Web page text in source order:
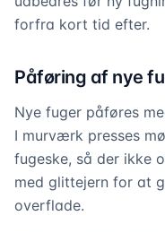
forfra kort tid efter.
Påføring af nye
Nye fuger påføres
I murværk presses
fugeske, så der ikke
med glittejern for at
overflade.